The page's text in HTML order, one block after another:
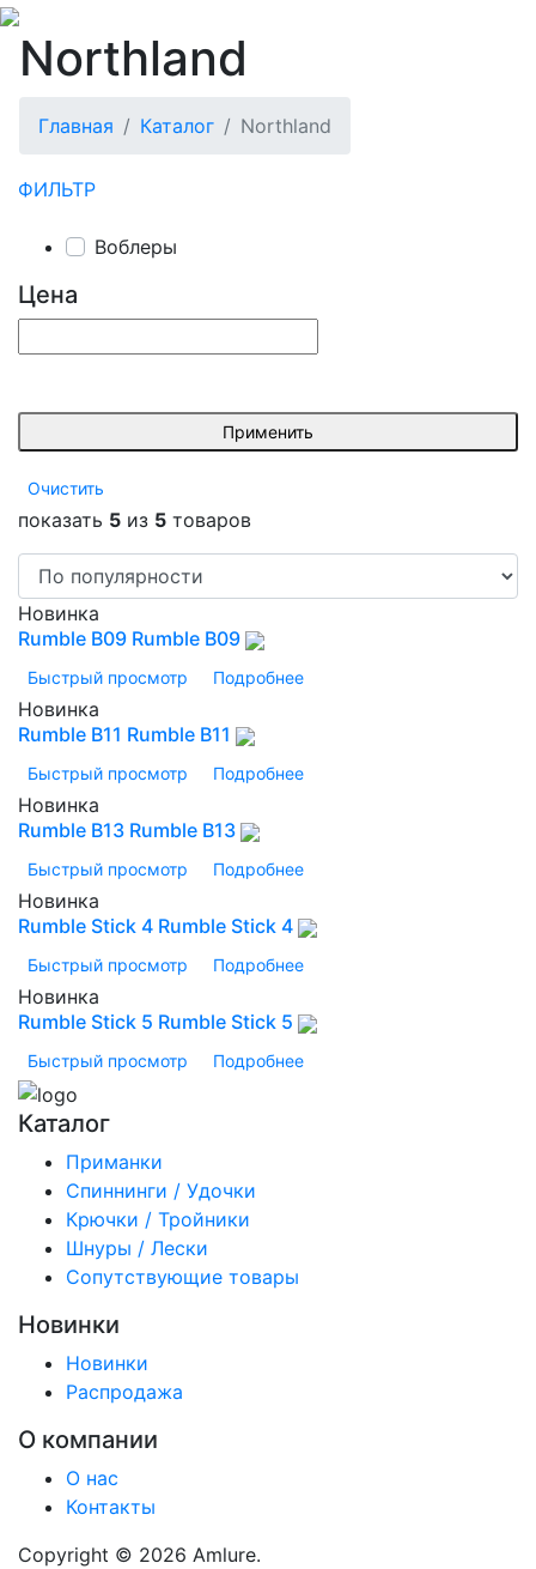
Northland
Главная Каталог Northland
ФИЛЬТР
Воблеры
Цена
Применить
Очистить
показать 5 из 5 товаров
Новинка
Rumble B09 Rumble B09
Быстрый просмотр Подробнее
Новинка
Rumble B11 Rumble B11
Быстрый просмотр Подробнее
Новинка
Rumble B13 Rumble B13
Быстрый просмотр Подробнее
Новинка
Rumble Stick 4 Rumble Stick 4
Быстрый просмотр Подробнее
Новинка
Rumble Stick 5 Rumble Stick 5
Быстрый просмотр Подробнее
Каталог
Приманки
Спиннинги / Удочки
Крючки / Тройники
Шнуры / Лески
Сопутствующие товары
Новинки
Новинки
Распродажа
О компании
О нас
Контакты
Copyright © 2026 Amlure.